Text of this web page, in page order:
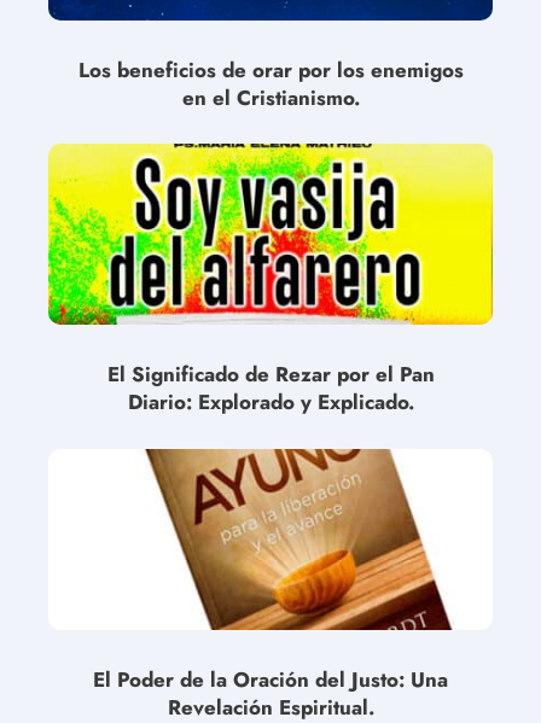
Los beneficios de orar por los enemigos
en el Cristianismo.
El Significado de Rezar por el Pan
Diario: Explorado y Explicado.
El Poder de la Oración del Justo: Una
Revelación Espiritual.